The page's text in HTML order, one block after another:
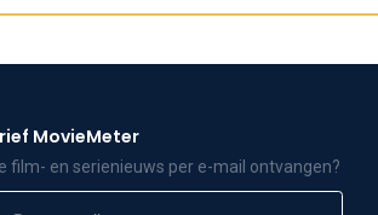
MovieMeter
film- en serienieuws per e-mail ontvangen?